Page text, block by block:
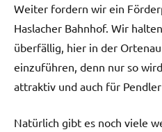
Weiter fordern wir ein
Haslacher Bahnhof. Wir
überfällig, hier in der
einzuführen, denn nur so
attraktiv und auch für
Natürlich gibt es noch viele